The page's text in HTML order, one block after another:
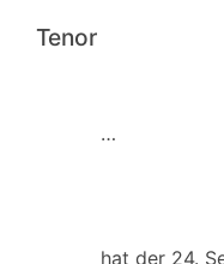
Tenor
…
hat der 24.